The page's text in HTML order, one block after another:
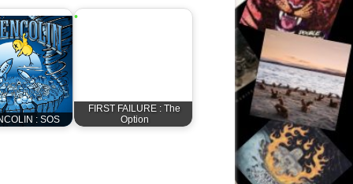
: SOS
FIRST FAILURE : The
Option